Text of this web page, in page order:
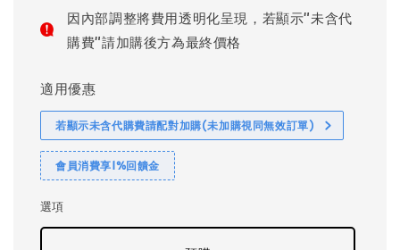
因內部調整將費用透明化呈現，若顯示"未含代
購費"請加購後方為最終價格
適用優惠
若顯示未含代購費請配對加購(未加購視同無效訂單)
會員消費享1%回饋金
選項